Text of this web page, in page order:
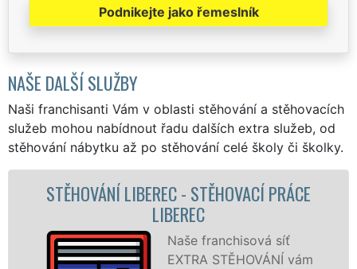
Podnikejte jako řemeslník
NAŠE DALŠÍ SLUŽBY
Naši franchisanti Vám v oblasti stěhování a stěhovacích
služeb mohou nabídnout řadu dalších extra služeb, od
stěhování nábytku až po stěhování celé školy či školky.
STĚHOVACÍ SLUŽBA LIBEREC -
STĚHOVACÍ FIRMA LIBEREC
Poskytujeme
stěhovací